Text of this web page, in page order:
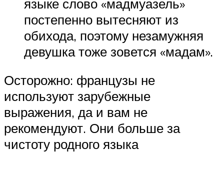
языке слово «мадмуазель»
постепенно вытесняют из
обихода, поэтому незамужняя
девушка тоже зовется «мадам».
Осторожно: французы не
используют зарубежные
выражения, да и вам не
рекомендуют. Они больше за
чистоту родного языка